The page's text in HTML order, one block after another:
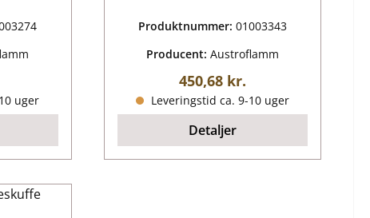
uger
Produktnummer: 01003343
Producent: Austroflamm
Almindelig pris:
450,68 kr.
Leveringstid ca. 9-10 uger
Detaljer